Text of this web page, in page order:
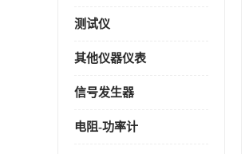
测试仪
其他仪器仪表
信号发生器
电阻-功率计